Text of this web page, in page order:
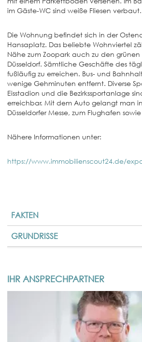
im Gäste-WC sind weiße Fliesen verbaut.
Die Wohnung befindet sich in der
Hansaplatz. Das beliebte Wohnviertel
Nähe zum Zoopark auch zu den
Düsseldorf. Sämtliche Geschäfte des
fußläufig zu erreichen. Bus- und
wenige Gehminuten entfernt. Diverse
Eisstadion und die Bezirkssportanlage
erreichbar. Mit dem Auto gelangt man
Düsseldorfer Messe, zum Flughafen
Nähere Informationen unter:
https://www.immobilienscout24.de/
FAKTEN
GRUNDRISSE
IHR ANSPRECHPARTNER